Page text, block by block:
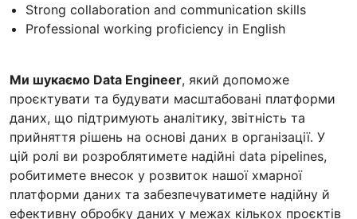
Strong collaboration and communication skills
Professional working proficiency in English
Ми шукаємо Data Engineer, який допоможе
проєктувати та будувати масштабовані платформи
даних, що підтримують аналітику, звітність та
прийняття рішень на основі даних в організації. У
цій ролі ви розроблятимете надійні data pipelines,
робитимете внесок у розвиток нашої хмарної
платформи даних та забезпечуватимете надійну й
ефективну обробку даних у межах кількох проєктів